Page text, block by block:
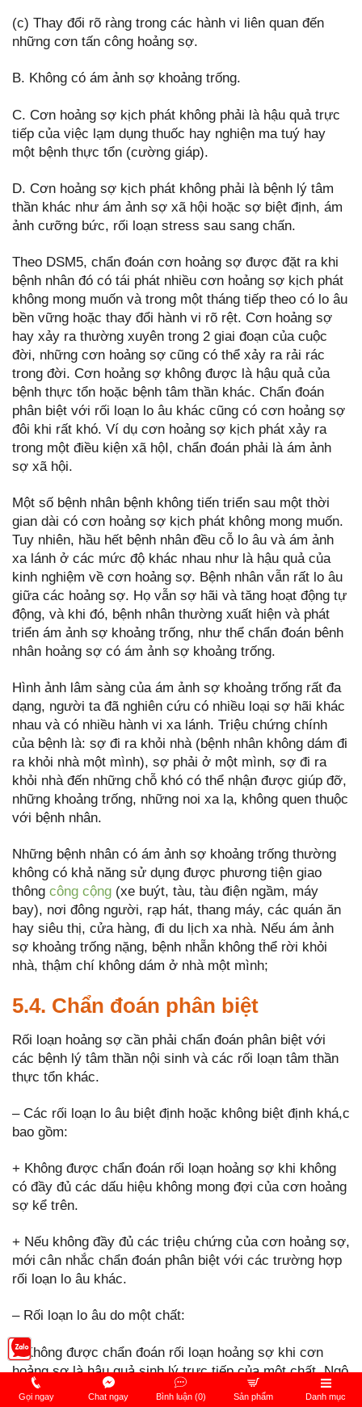
(c) Thay đổi rõ ràng trong các hành vi liên quan đến
những cơn tấn công hoảng sợ.
B. Không có ám ảnh sợ khoảng trống.
C. Cơn hoảng sợ kịch phát không phải là hậu quả trực
tiếp của việc lạm dụng thuốc hay nghiện ma tuý hay
một bệnh thực tổn (cường giáp).
D. Cơn hoảng sợ kịch phát không phải là bệnh lý tâm
thần khác như ám ảnh sợ xã hội hoặc sợ biệt định, ám
ảnh cưỡng bức, rối loạn stress sau sang chấn.
Theo DSM5, chẩn đoán cơn hoảng sợ được đặt ra khi
bệnh nhân đó có tái phát nhiều cơn hoảng sợ kịch phát
không mong muốn và trong một tháng tiếp theo có lo âu
bền vững hoặc thay đổi hành vi rõ rệt. Cơn hoảng sợ
hay xảy ra thường xuyên trong 2 giai đoạn của cuộc
đời, những cơn hoảng sợ cũng có thể xảy ra rải rác
trong đời. Cơn hoảng sợ không được là hậu quả của
bệnh thực tổn hoặc bệnh tâm thần khác. Chẩn đoán
phân biệt với rối loạn lo âu khác cũng có cơn hoảng sợ
đôi khi rất khó. Ví dụ cơn hoảng sợ kịch phát xảy ra
trong một điều kiện xã hộI, chẩn đoán phải là ám ảnh
sợ xã hội.
Một số bệnh nhân bệnh không tiến triển sau một thời
gian dài có cơn hoảng sợ kịch phát không mong muốn.
Tuy nhiên, hầu hết bệnh nhân đều cỗ lo âu và ám ảnh
xa lánh ở các mức độ khác nhau như là hậu quả của
kinh nghiệm về cơn hoảng sợ. Bệnh nhân vẫn rất lo âu
giữa các hoảng sợ. Họ vẫn sợ hãi và tăng hoạt động tự
động, và khi đó, bệnh nhân thường xuất hiện và phát
triển ám ảnh sợ khoảng trống, như thể chẩn đoán bênh
nhân hoảng sợ có ám ảnh sợ khoảng trống.
Hình ảnh lâm sàng của ám ảnh sợ khoảng trống rất đa
dạng, người ta đã nghiên cứu có nhiều loại sợ hãi khác
nhau và có nhiều hành vi xa lánh. Triệu chứng chính
của bệnh là: sợ đi ra khỏi nhà (bệnh nhân không dám đi
ra khỏi nhà một mình), sợ phải ở một mình, sợ đi ra
khỏi nhà đến những chỗ khó có thể nhận được giúp đỡ,
những khoảng trống, những noi xa lạ, không quen thuộc
với bệnh nhân.
Những bệnh nhân có ám ảnh sợ khoảng trống thường
không có khả năng sử dụng được phương tiện giao
thông công cộng (xe buýt, tàu, tàu điện ngầm, máy
bay), nơi đông người, rạp hát, thang máy, các quán ăn
hay siêu thị, cửa hàng, đi du lịch xa nhà. Nếu ám ảnh
sợ khoảng trống nặng, bệnh nhẵn không thể rời khỏi
nhà, thậm chí không dám ở nhà một mình;
5.4. Chẩn đoán phân biệt
Rối loạn hoảng sợ cần phải chẩn đoán phân biệt với
các bệnh lý tâm thần nội sinh và các rối loạn tâm thần
thực tổn khác.
– Các rối loạn lo âu biệt định hoặc không biệt định khá,c
bao gồm:
+ Không được chẩn đoán rối loạn hoảng sợ khi không
có đầy đủ các dấu hiệu không mong đợi của cơn hoảng
sợ kể trên.
+ Nếu không đầy đủ các triệu chứng của cơn hoảng sợ,
mới cân nhắc chẩn đoán phân biệt với các trường hợp
rối loạn lo âu khác.
– Rối loạn lo âu do một chất:
+ Không được chẩn đoán rối loạn hoảng sợ khi cơn
hoảng sợ là hậu quả sinh lý trực tiếp của một chất. Ngộ
độc các chất kích thích thần kinh trung ương (ví dụ:
Gọi ngay Chat ngay Bình luận (0) Sản phẩm Danh mục